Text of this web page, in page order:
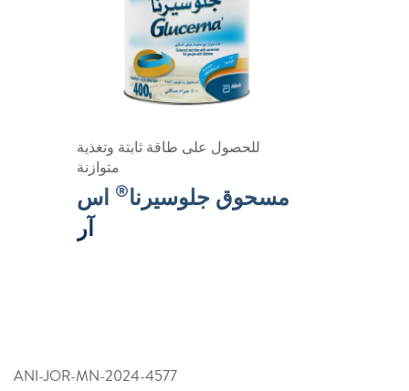
للحصول على طاقة ثابتة وتغذية
متوازنة
مسحوق جلوسيرنا® اس
آر
ANI-JOR-MN-2024-4577